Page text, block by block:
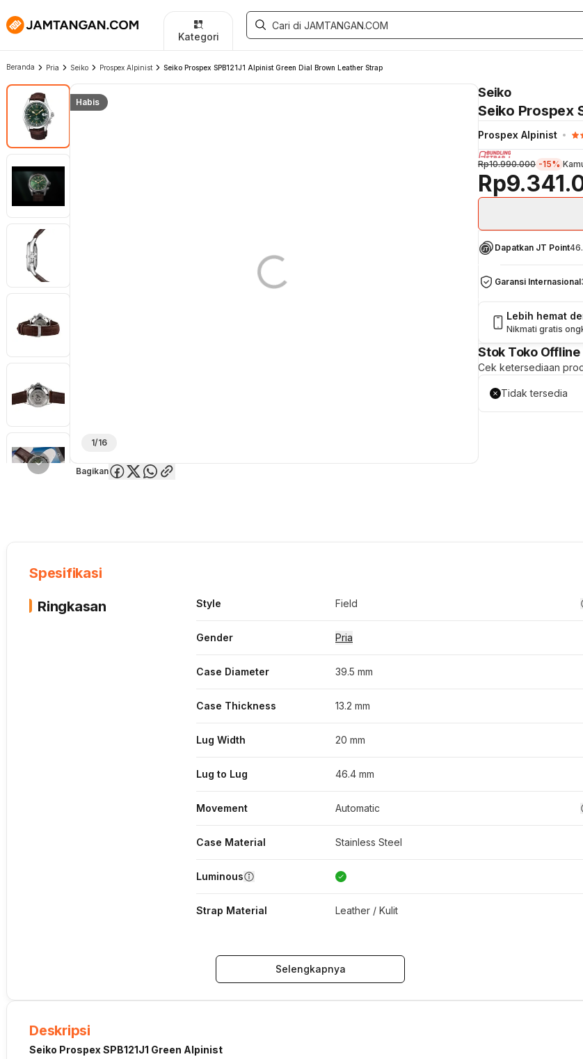
Kategori
Beranda Pria Seiko Prospex Alpinist Seiko Prospex SPB121J1 Alpinist Green Dial Brown Leather Strap
Habis
1/16
Bagikan
Seiko
Seiko Prospex
Prospex Alpinist
Rp10.990.000 -15%
Dapatkan JT Point
Garansi Internasional
Lebih hemat
Nikmati gratis
Stok Toko Offline
Cek ketersediaan
Tidak tersedia
Spesifikasi
Ringkasan
Style Field
Gender Pria
Case Diameter 39.5 mm
Case Thickness 13.2 mm
Lug Width 20 mm
Lug to Lug 46.4 mm
Movement Automatic
Case Material Stainless Steel
Luminous
Strap Material Leather / Kulit
Selengkapnya
Deskripsi
Seiko Prospex SPB121J1 Green Alpinist